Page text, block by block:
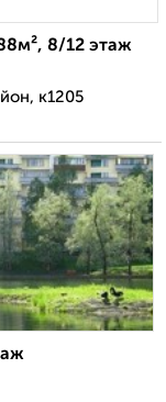
8/12 этаж
к1205